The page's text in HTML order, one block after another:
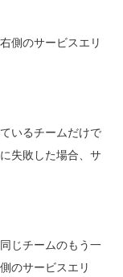
側のサービスエリ
いるチームだけで
失敗した場合、サ
じチームのもう一
のサービスエリ